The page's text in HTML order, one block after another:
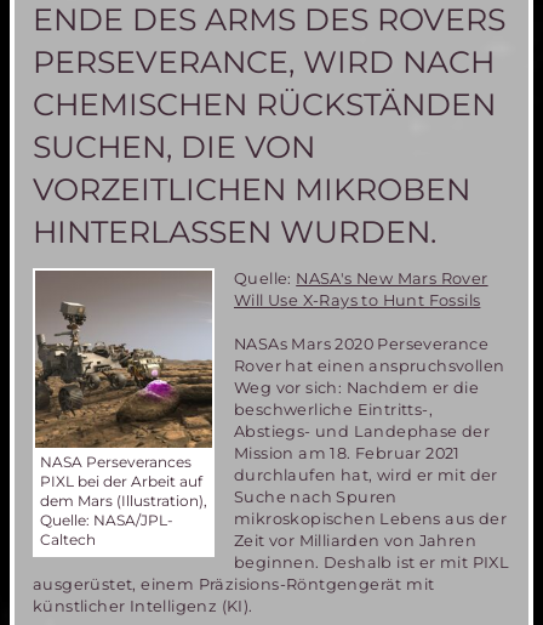
ENDE DES ARMS DES ROVERS
PERSEVERANCE, WIRD NACH
CHEMISCHEN RÜCKSTÄNDEN
SUCHEN, DIE VON
VORZEITLICHEN MIKROBEN
HINTERLASSEN WURDEN.
NASA Perseverances
PIXL bei der Arbeit auf
dem Mars (Illustration),
Quelle: NASA/JPL-
Caltech
Quelle: NASA's New Mars Rover
Will Use X-Rays to Hunt Fossils
NASAs Mars 2020 Perseverance
Rover hat einen anspruchsvollen
Weg vor sich: Nachdem er die
beschwerliche Eintritts-,
Abstiegs- und Landephase der
Mission am 18. Februar 2021
durchlaufen hat, wird er mit der
Suche nach Spuren
mikroskopischen Lebens aus der
Zeit vor Milliarden von Jahren
beginnen. Deshalb ist er mit PIXL
ausgerüstet, einem Präzisions-Röntgengerät mit
künstlicher Intelligenz (KI).